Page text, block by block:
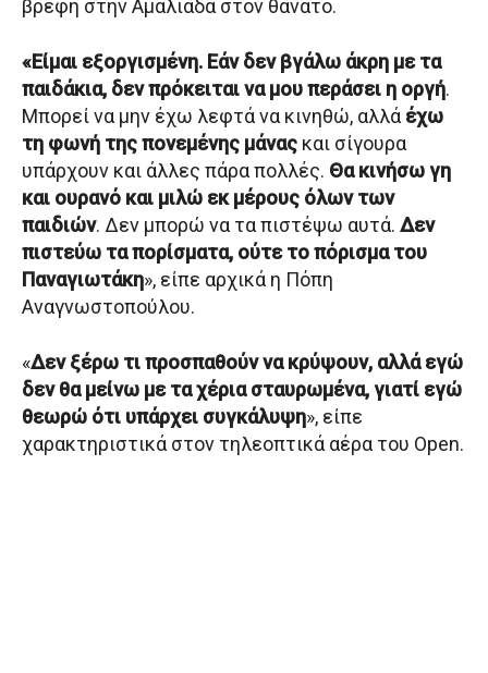
βρέφη στην Αμαλιάδα στον θάνατο.
«Είμαι εξοργισμένη. Εάν δεν βγάλω άκρη με τα
παιδάκια, δεν πρόκειται να μου περάσει η οργή.
Μπορεί να μην έχω λεφτά να κινηθώ, αλλάέχω
τη φωνή της πονεμένης μάνας και σίγουρα
υπάρχουν και άλλες πάρα πολλές. Θα κινήσω γη
και ουρανό και μιλώ εκ μέρους όλων των
παιδιών. Δεν μπορώ να τα πιστέψω αυτά. Δεν
πιστεύω τα πορίσματα, ούτε το πόρισμα του
Παναγιωτάκη», είπε αρχικά η Πόπη
Αναγνωστοπούλου.
«Δεν ξέρω τι προσπαθούν να κρύψουν, αλλά εγώ
δεν θα μείνω με τα χέρια σταυρωμένα, γιατί εγώ
θεωρώ ότι υπάρχει συγκάλυψη», είπε
χαρακτηριστικά στον τηλεοπτικά αέρα του Open.